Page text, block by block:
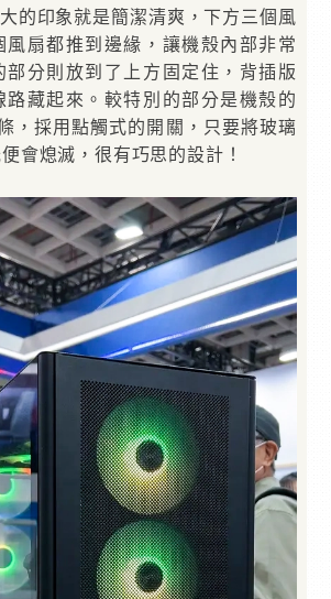
的印象就是簡潔清爽，下方三個風
風扇都推到邊緣，讓機殼內部非常
部分則放到了上方固定住，背插版
路藏起來。較特別的部分是機殼的
，採用點觸式的開關，只要將玻璃
會熄滅，很有巧思的設計！